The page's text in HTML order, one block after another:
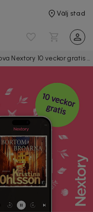
Välj stad
Prova Nextory 10 veckor gratis - För nya och gamla Nextory-kunder